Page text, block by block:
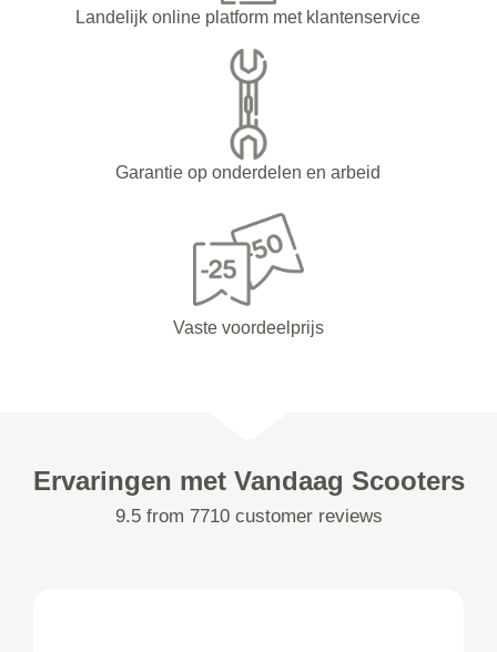
Landelijk online platform met klantenservice
Garantie op onderdelen en arbeid
Vaste voordeelprijs
Ervaringen met Vandaag Scooters
9.5 from 7710 customer reviews